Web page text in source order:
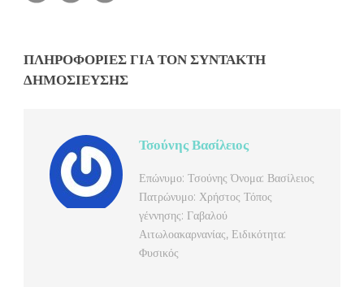
ΠΛΗΡΟΦΟΡΊΕΣ ΓΙΑ ΤΟΝ ΣΥΝΤΆΚΤΗ
ΔΗΜΟΣΊΕΥΣΗΣ
Τσούνης Βασίλειος
Επώνυμο: Τσούνης Όνομα: Βασίλειος
Πατρώνυμο: Χρήστος Τόπος
γέννησης: Γαβαλού
Αιτωλοακαρνανίας, Ειδικότητα:
Φυσικός